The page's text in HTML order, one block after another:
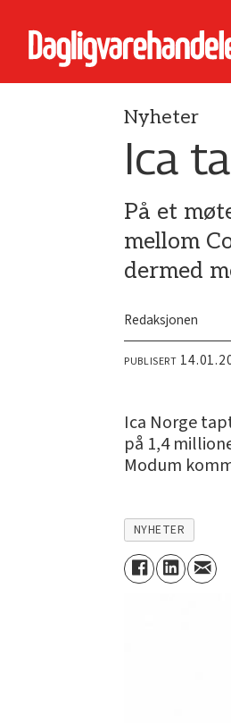
Nyheter
Ica
På et
mellom
dermed
Redaksjonen
PUBLISERT
Ica Norge
på 1,4
Modum
NYHETER